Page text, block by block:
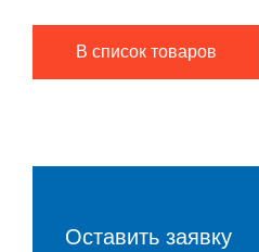
В список товаров
Оставить заявку